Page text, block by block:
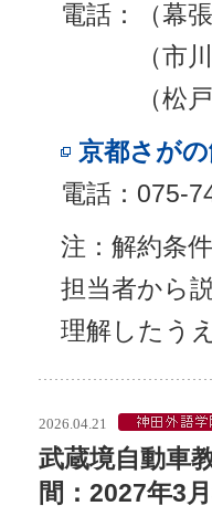
電話：（幕
（市川店
（松戸店
京都さが
電話：075-
注：解約条
担当者から
理解したう
2026.04.21
武蔵境自動車
間：2027年3